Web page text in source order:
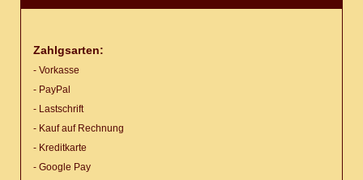
Zahlgsarten:
- Vorkasse
- PayPal
- Lastschrift
- Kauf auf Rechnung
- Kreditkarte
- Google Pay